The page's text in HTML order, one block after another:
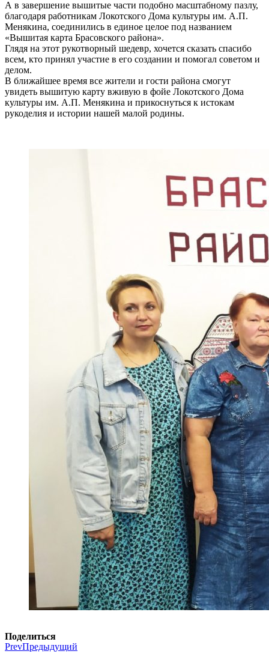
А в завершение вышитые части подобно масштабному пазлу,
благодаря работникам Локотского Дома культуры им. А.П.
Менякина, соединились в единое целое под названием
«Вышитая карта Брасовского района».
Глядя на этот рукотворный шедевр, хочется сказать спасибо
всем, кто принял участие в его создании и помогал советом и
делом.
В ближайшее время все жители и гости района смогут
увидеть вышитую карту вживую в фойе Локотского Дома
культуры им. А.П. Менякина и прикоснуться к истокам
рукоделия и истории нашей малой родины.
Поделиться
PrevПредыдущий